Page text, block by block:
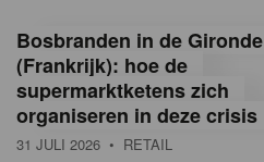
Bosbranden in de Gironde
(Frankrijk): hoe de
supermarktketens zich
organiseren in deze crisis
31 JULI 2026 • RETAIL